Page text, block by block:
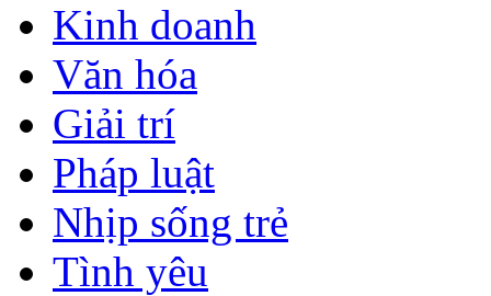
Kinh doanh
Văn hóa
Giải trí
Pháp luật
Nhịp sống trẻ
Tình yêu